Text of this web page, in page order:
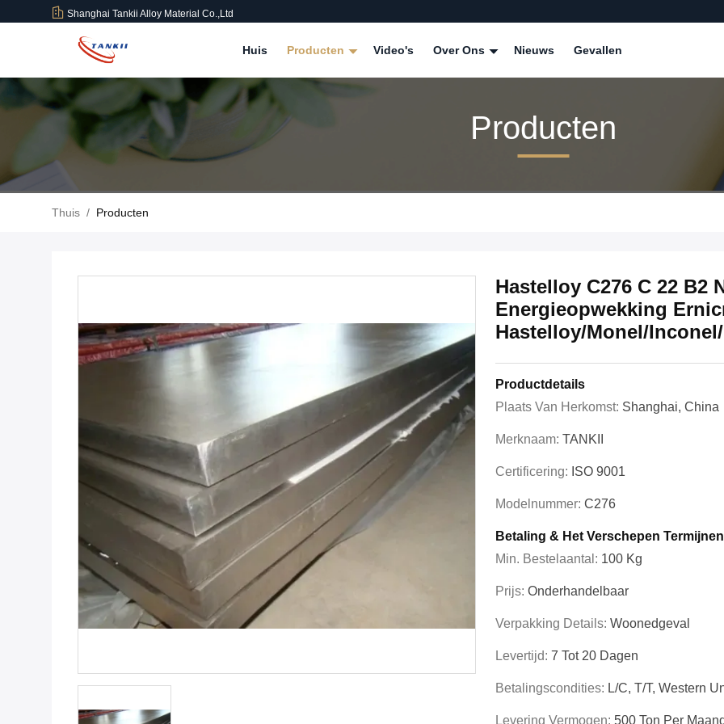
Shanghai Tankii Alloy Material Co.,Ltd
Huis Producten Video's Over Ons Nieuws Gevallen
Producten
Thuis / Producten
Hastelloy C276 C 22 B2
Energieopwekking
Hastelloy/Monel/
Productdetails
Plaats Van Herkomst: Shanghai, China
Merknaam: TANKII
Certificering: ISO 9001
Modelnummer: C276
Betaling & Het Verschepen Termijnen
Min. Bestelaantal: 100 Kg
Prijs: Onderhandelbaar
Verpakking Details: Woonedgeval
Levertijd: 7 Tot 20 Dagen
Betalingscondities: L/C, T/T, Western
Levering Vermogen: 500 Ton Per Maand